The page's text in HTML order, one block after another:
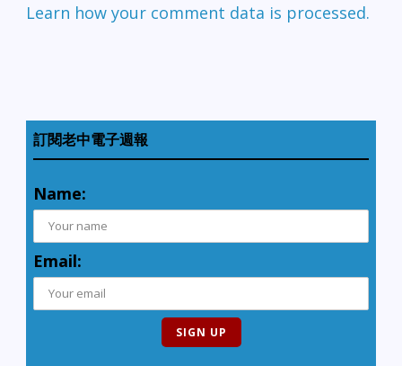
Learn how your comment data is processed.
訂閱老中電子週報
Name:
Email: